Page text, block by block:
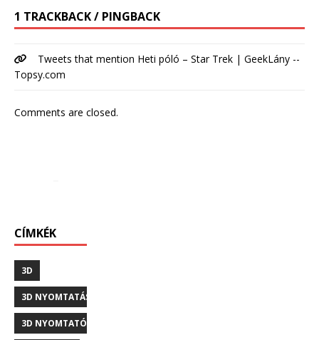
1 TRACKBACK / PINGBACK
Tweets that mention Heti póló – Star Trek | GeekLány --
Topsy.com
Comments are closed.
CÍMKÉK
3D
3D NYOMTATÁS
3D NYOMTATÓ